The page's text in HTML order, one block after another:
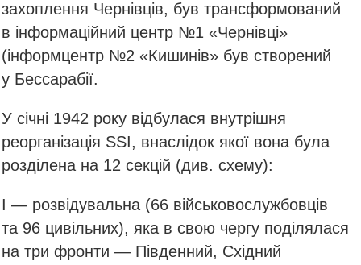
захоплення Чернівців, був трансформований
в інформаційний центр №1 «Чернівці»
(інформцентр №2 «Кишинів» був створений
у Бессарабії.
У січні 1942 року відбулася внутрішня
реорганізація SSI, внаслідок якої вона була
розділена на 12 секцій (див. схему):
І — розвідувальна (66 військовослужбовців
та 96 цивільних), яка в свою чергу поділялася
на три фронти — Південний, Східний